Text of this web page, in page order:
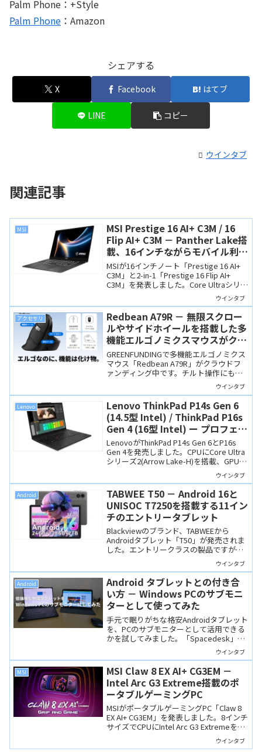
Palm Phone：+Style
Palm Phone ：Amazon
シェアする
X Facebook はてブ
LINE コピー
ウインタブ
関連記事
MSI
MSI Prestige 16 AI+ C3M / 16
Flip AI+ C3M － Panther Lake搭
載、16インチながらモバイル利用
もできそうなCopilot+ PC
MSIが16インチノート「Prestige 16 AI+
C3M」と2-in-1「Prestige 16 Flip AI+
C3M」を発表しました。Core Ultraシリー
ズ3（Panther Lake）搭載のCopilot+ PC
で、OLEDディスプレイや32GBメモリを
備えつつ、ディスプレイサイズのわりに
軽量なのも魅力です。
ウインタブ
アクセサリ
Redbean A79R － 無限スクロー
ルやサイドホイールを搭載した多
機能エルゴノミクスマウスがクラ
ウドファンディング中
GREENFUNDINGで多機能エルゴノミクス
マウス「Redbean A79R」がクラウドフ
ァンディング中です。チルト操作にも対
応する無限スクロールホイールやサイド
ホイール、静音ボタンを備え、高機能な
がら超超早割なら6,980円と非常にお買い
得！
ウインタブ
Lenovo
Lenovo ThinkPad P14s Gen 6
(14.5型 Intel) / ThinkPad P16s
Gen 4 (16型 Intel) ー プロフェッ
ショナル向けモバイルワークステ
ーション、NVIDIA RTX PROを選
択可能
LenovoがThinkPad P14s Gen 6とP16s
Gen 4を発売しました。CPUにCore Ultra
シリーズ2(Arrow Lake-H)を搭載、GPUに
NVIDIA RTX PROシリーズを搭載可能で
す。プロ向けのモバイルワークステーシ
ョンですね。
ウインタブ
Android
TABWEE T50 － Android 16と
UNISOC T7250を搭載する11イン
チのエントリータブレット
Blackviewのブランド、TABWEEから
Androidタブレット「T50」が発売されま
した。エントリークラスの製品ですがOS
にAndroid 16を搭載しています。動画視
聴やWebでの調べもの、ニュースアプリ
や軽量なゲームに向きます。
ウインタブ
Android
Android タブレットとの付き合
い方 － Windows PCのサブモニ
ターとして使ってみた
手元で眠りがちな格安Androidタブレット
を、PCのサブモニターとして活用できる
かを試してみました。「Spacedesk」や
「nExt Camera」などのアプリを使い、
有線2パターン・無線1パターンの計3方式
を実際にテストしています。
ウインタブ
MSI
MSI Claw 8 EX AI+ CG3EM －
Intel Arc G3 Extreme搭載のポ
ータブルゲーミングPC
MSIがポータブルゲーミングPC「Claw 8
EX AI+ CG3EM」を発表しました。8インチ
サイズでCPUにIntel Arc G3 Extremeを搭
載しており、低電力域でのゲーミング性
能向上と長時間のバッテリー駆動に期待
ウインタブ